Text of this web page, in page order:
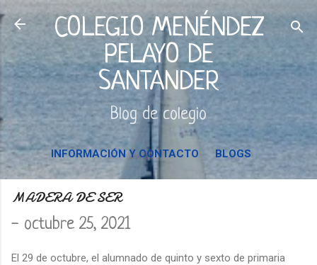
Ir al contenido principal
COLEGIO MENÉNDEZ
PELAYO DE
SANTANDER
Blog de colegio
INFORMACIÓN Y CONTACTO BLOGS
MADERA DE SER
- octubre 25, 2021
El 29 de octubre, el alumnado de quinto y sexto de primaria